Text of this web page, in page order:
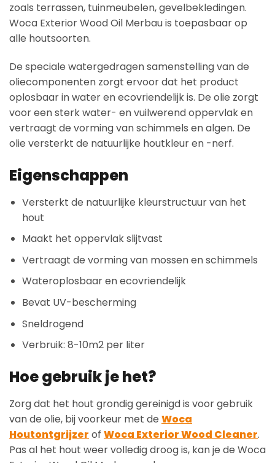
zoals terrassen, tuinmeubelen, gevelbekledingen.
Woca Exterior Wood Oil Merbau is toepasbaar op
alle houtsoorten.
De speciale watergedragen samenstelling van de
oliecomponenten zorgt ervoor dat het product
oplosbaar in water en ecovriendelijk is. De olie zorgt
voor een sterk water- en vuilwerend oppervlak en
vertraagt de vorming van schimmels en algen. De
olie versterkt de natuurlijke houtkleur en -nerf.
Eigenschappen
Versterkt de natuurlijke kleurstructuur van het
hout
Maakt het oppervlak slijtvast
Vertraagt de vorming van mossen en schimmels
Wateroplosbaar en ecovriendelijk
Bevat UV-bescherming
Sneldrogend
Verbruik: 8-10m2 per liter
Hoe gebruik je het?
Zorg dat het hout grondig gereinigd is voor gebruik
van de olie, bij voorkeur met de Woca
Houtontgrijzer of Woca Exterior Wood Cleaner.
Pas al het hout weer volledig droog is, kan je de Woca